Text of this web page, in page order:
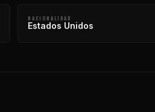
NACIONALIDAD
Estados Unidos